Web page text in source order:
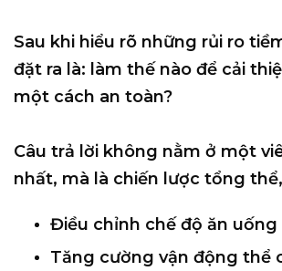
Sau khi hiểu rõ những rủi ro
đặt ra là: làm thế nào để cải
một cách an toàn?
Câu trả lời không nằm ở một
nhất, mà là chiến lược tổng thể
Điều chỉnh chế độ ăn uống
Tăng cường vận động thể